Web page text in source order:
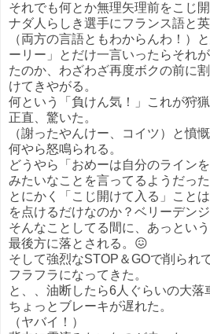
それでも何とか無理矢理前をこじ
ナダ人らしき選手にフランス語と英
（両方の言語ともわからんわ！）
ーリー」とだけ一言いったらそれ
たのか、わざわざ再度ボクの前に
けてきやがる。
何という「負けん気！」これが狩猟
正直、驚いた。
（謝ったやんけー、コイツ）と憤
何やら怒鳴られる。
どうやら「おめーは自分のライン
みたいなことを言ってるようだった
とにかく「こじ開けて入る」こと
を点けるだけなのか？ベリーデンジ
そんなことしてる間に、あっとい
最後方に落とされる。😖
そして強烈なSTOP＆GOで削られ
フラフラになってきた。
と、、油断したら6人ぐらいの大落
ちょっとブレーキが遅れた。
（ヤバイ！）